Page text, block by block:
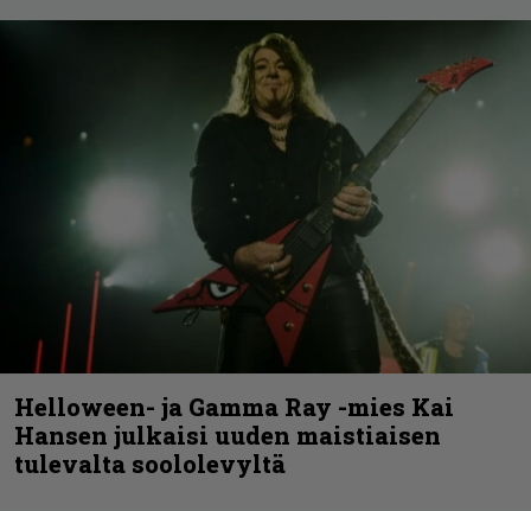
Helloween- ja Gamma Ray -mies Kai
Hansen julkaisi uuden maistiaisen
tulevalta soololevyltä